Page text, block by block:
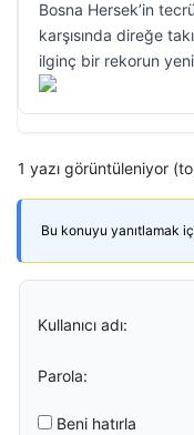
Bosna Hersek’in
karşısında direğe
ilginç bir rekorun
1 yazı görüntüleniyor
Bu konuyu yanıtlamak
Kullanıcı adı:
Parola:
Beni hatırla